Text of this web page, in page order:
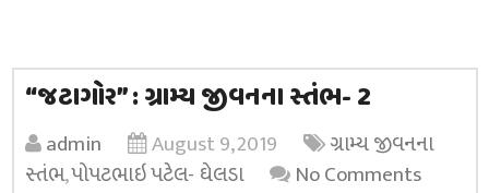
“જટાગોર” : ગ્રામ્ય જીવનના સ્તંભ- 2
admin August 9, 2019
ગ્રામ્ય જીવનના
સ્તંભ,પોપટભાઇ પટેલ- ઘેલડા No Comments